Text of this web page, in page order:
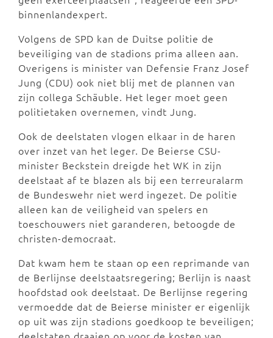
binnenlandexpert.
Volgens de SPD kan de Duitse politie de
beveiliging van de stadions prima alleen aan.
Overigens is minister van Defensie Franz Josef
Jung (CDU) ook niet blij met de plannen van
zijn collega Schäuble. Het leger moet geen
politietaken overnemen, vindt Jung.
Ook de deelstaten vlogen elkaar in de haren
over inzet van het leger. De Beierse CSU-
minister Beckstein dreigde het WK in zijn
deelstaat af te blazen als bij een terreuralarm
de Bundeswehr niet werd ingezet. De politie
alleen kan de veiligheid van spelers en
toeschouwers niet garanderen, betoogde de
christen-democraat.
Dat kwam hem te staan op een reprimande van
de Berlijnse deelstaatsregering; Berlijn is naast
hoofdstad ook deelstaat. De Berlijnse regering
vermoedde dat de Beierse minister er eigenlijk
op uit was zijn stadions goedkoop te beveiligen;